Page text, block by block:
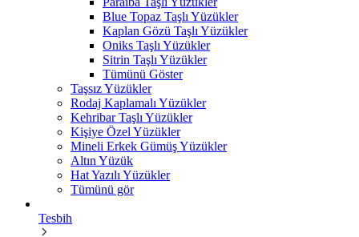
Blue Topaz Taşlı Yüzükler
Kaplan Gözü Taşlı Yüzükler
Oniks Taşlı Yüzükler
Sitrin Taşlı Yüzükler
Tümünü Göster
Taşsız Yüzükler
Rodaj Kaplamalı Yüzükler
Kehribar Taşlı Yüzükler
Kişiye Özel Yüzükler
Mineli Erkek Gümüş Yüzükler
Altın Yüzük
Hat Yazılı Yüzükler
Tümünü gör
Tesbih